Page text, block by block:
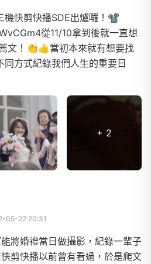
機快剪快播SDE出爐囉！📽️
從11/10拿到後就一直想
文！👏👍當初本來就有想要找
方式紀錄我們人生的重要日
+ 2
05-22 20:31
將婚禮當日做攝影，紀錄一輩子
剪快播以前曾有看過，於是爬文